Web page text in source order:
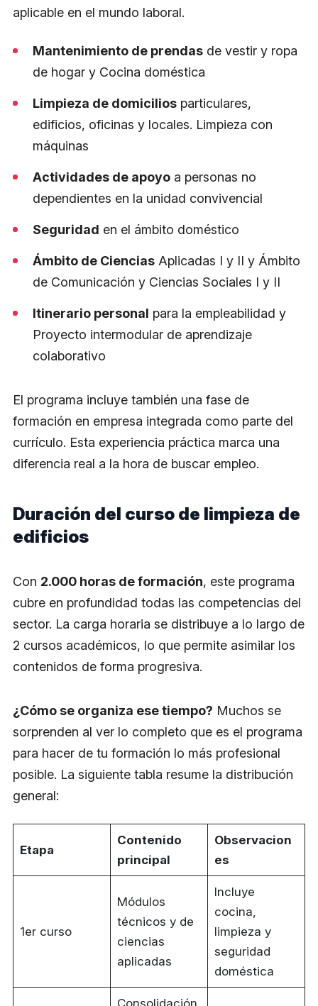
aplicable en el mundo laboral.
Mantenimiento de prendas de vestir y ropa
de hogar y Cocina doméstica
Limpieza de domicilios particulares,
edificios, oficinas y locales. Limpieza con
máquinas
Actividades de apoyo a personas no
dependientes en la unidad convivencial
Seguridad en el ámbito doméstico
Ámbito de Ciencias Aplicadas I y II y Ámbito
de Comunicación y Ciencias Sociales I y II
Itinerario personal para la empleabilidad y
Proyecto intermodular de aprendizaje
colaborativo
El programa incluye también una fase de
formación en empresa integrada como parte del
currículo. Esta experiencia práctica marca una
diferencia real a la hora de buscar empleo.
Duración del curso de limpieza de
edificios
Con 2.000 horas de formación, este programa
cubre en profundidad todas las competencias del
sector. La carga horaria se distribuye a lo largo de
2 cursos académicos, lo que permite asimilar los
contenidos de forma progresiva.
¿Cómo se organiza ese tiempo? Muchos se
sorprenden al ver lo completo que es el programa
para hacer de tu formación lo más profesional
posible. La siguiente tabla resume la distribución
general:
Etapa
Contenido
principal
Observacion
es
1er curso
Módulos
técnicos y de
ciencias
aplicadas
Incluye
cocina,
limpieza y
seguridad
doméstica
Consolidación